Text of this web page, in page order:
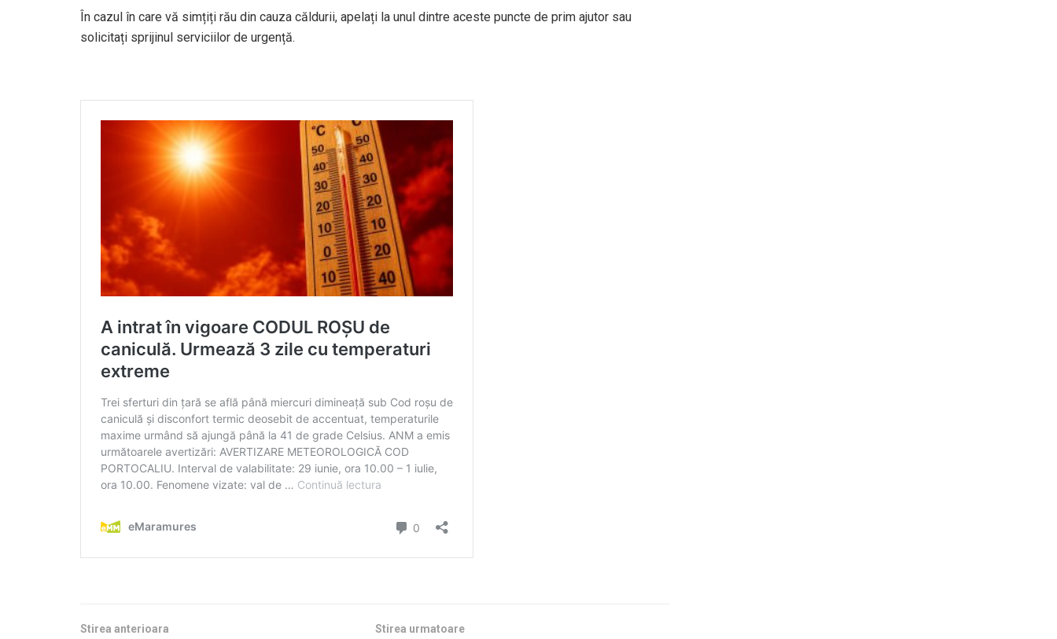
În cazul în care vă simțiți rău din cauza căldurii, apelați la unul dintre aceste puncte de prim ajutor sau
solicitați sprijinul serviciilor de urgență.
Stirea anterioara Stirea urmatoare